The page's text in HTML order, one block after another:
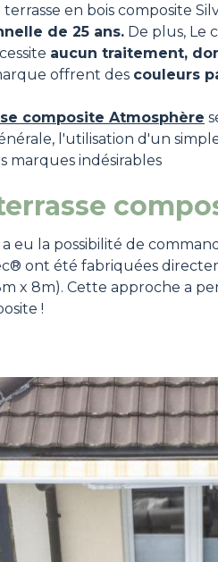
terrasse en bois composite
de 25 ans. De plus, Le
aucun traitement,
offrent des couleurs
composite Atmosphère
l'utilisation d'un
marques indésirables
eu la possibilité de
ont été fabriquées
x 8m). Cette approche a
!